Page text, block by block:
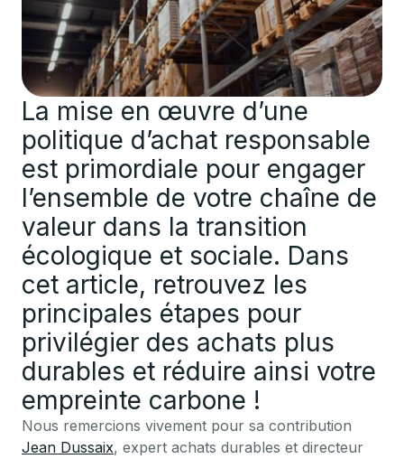
La mise en œuvre d’une
politique d’achat responsable
est primordiale pour engager
l’ensemble de votre chaîne de
valeur dans la transition
écologique et sociale. Dans
cet article, retrouvez les
principales étapes pour
privilégier des achats plus
durables et réduire ainsi votre
empreinte carbone !
Nous remercions vivement pour sa contribution
Jean Dussaix, expert achats durables et directeur